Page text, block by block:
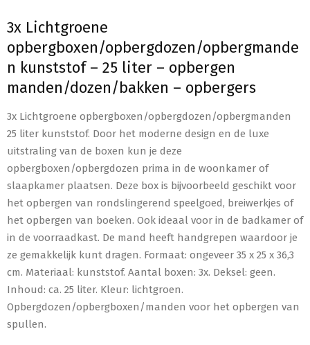
3x Lichtgroene
opbergboxen/opbergdozen/opbergmande
n kunststof – 25 liter – opbergen
manden/dozen/bakken – opbergers
3x Lichtgroene opbergboxen/opbergdozen/opbergmanden
25 liter kunststof. Door het moderne design en de luxe
uitstraling van de boxen kun je deze
opbergboxen/opbergdozen prima in de woonkamer of
slaapkamer plaatsen. Deze box is bijvoorbeeld geschikt voor
het opbergen van rondslingerend speelgoed, breiwerkjes of
het opbergen van boeken. Ook ideaal voor in de badkamer of
in de voorraadkast. De mand heeft handgrepen waardoor je
ze gemakkelijk kunt dragen. Formaat: ongeveer 35 x 25 x 36,3
cm. Materiaal: kunststof. Aantal boxen: 3x. Deksel: geen.
Inhoud: ca. 25 liter. Kleur: lichtgroen.
Opbergdozen/opbergboxen/manden voor het opbergen van
spullen.